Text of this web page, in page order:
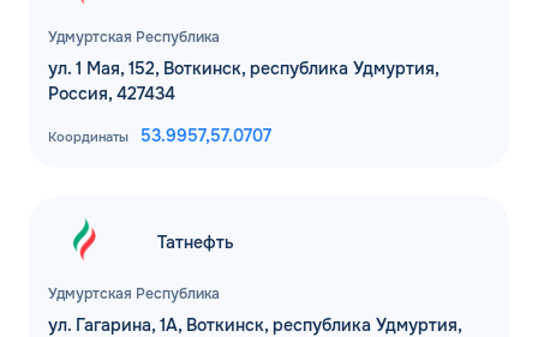
Удмуртская Республика
ул. 1 Мая, 152, Воткинск, республика Удмуртия,
Россия, 427434
Координаты 53.9957,57.0707
Удмуртская Республика
Татнефть
ул. Гагарина, 1А, Воткинск, республика Удмуртия,